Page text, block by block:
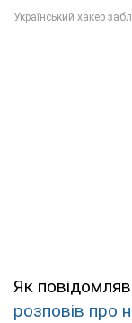
Як
розповів про